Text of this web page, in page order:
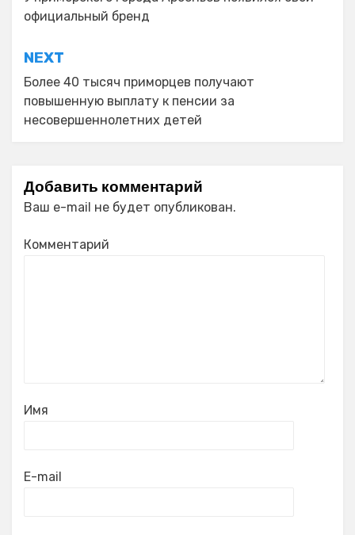
записям
официальный бренд
NEXT
Более 40 тысяч приморцев получают
повышенную выплату к пенсии за
несовершеннолетних детей
Добавить комментарий
Ваш e-mail не будет опубликован.
Комментарий
Имя
E-mail